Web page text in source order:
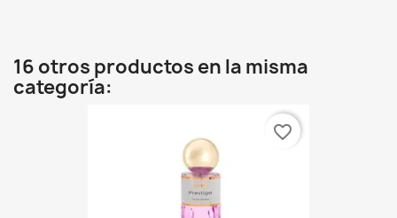
16 otros productos en la misma
categoría:
favorite_border